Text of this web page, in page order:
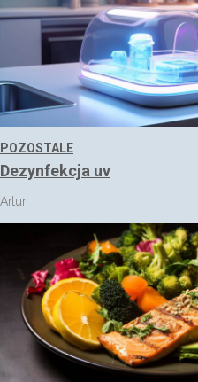
POZOSTALE
Dezynfekcja uv
Artur